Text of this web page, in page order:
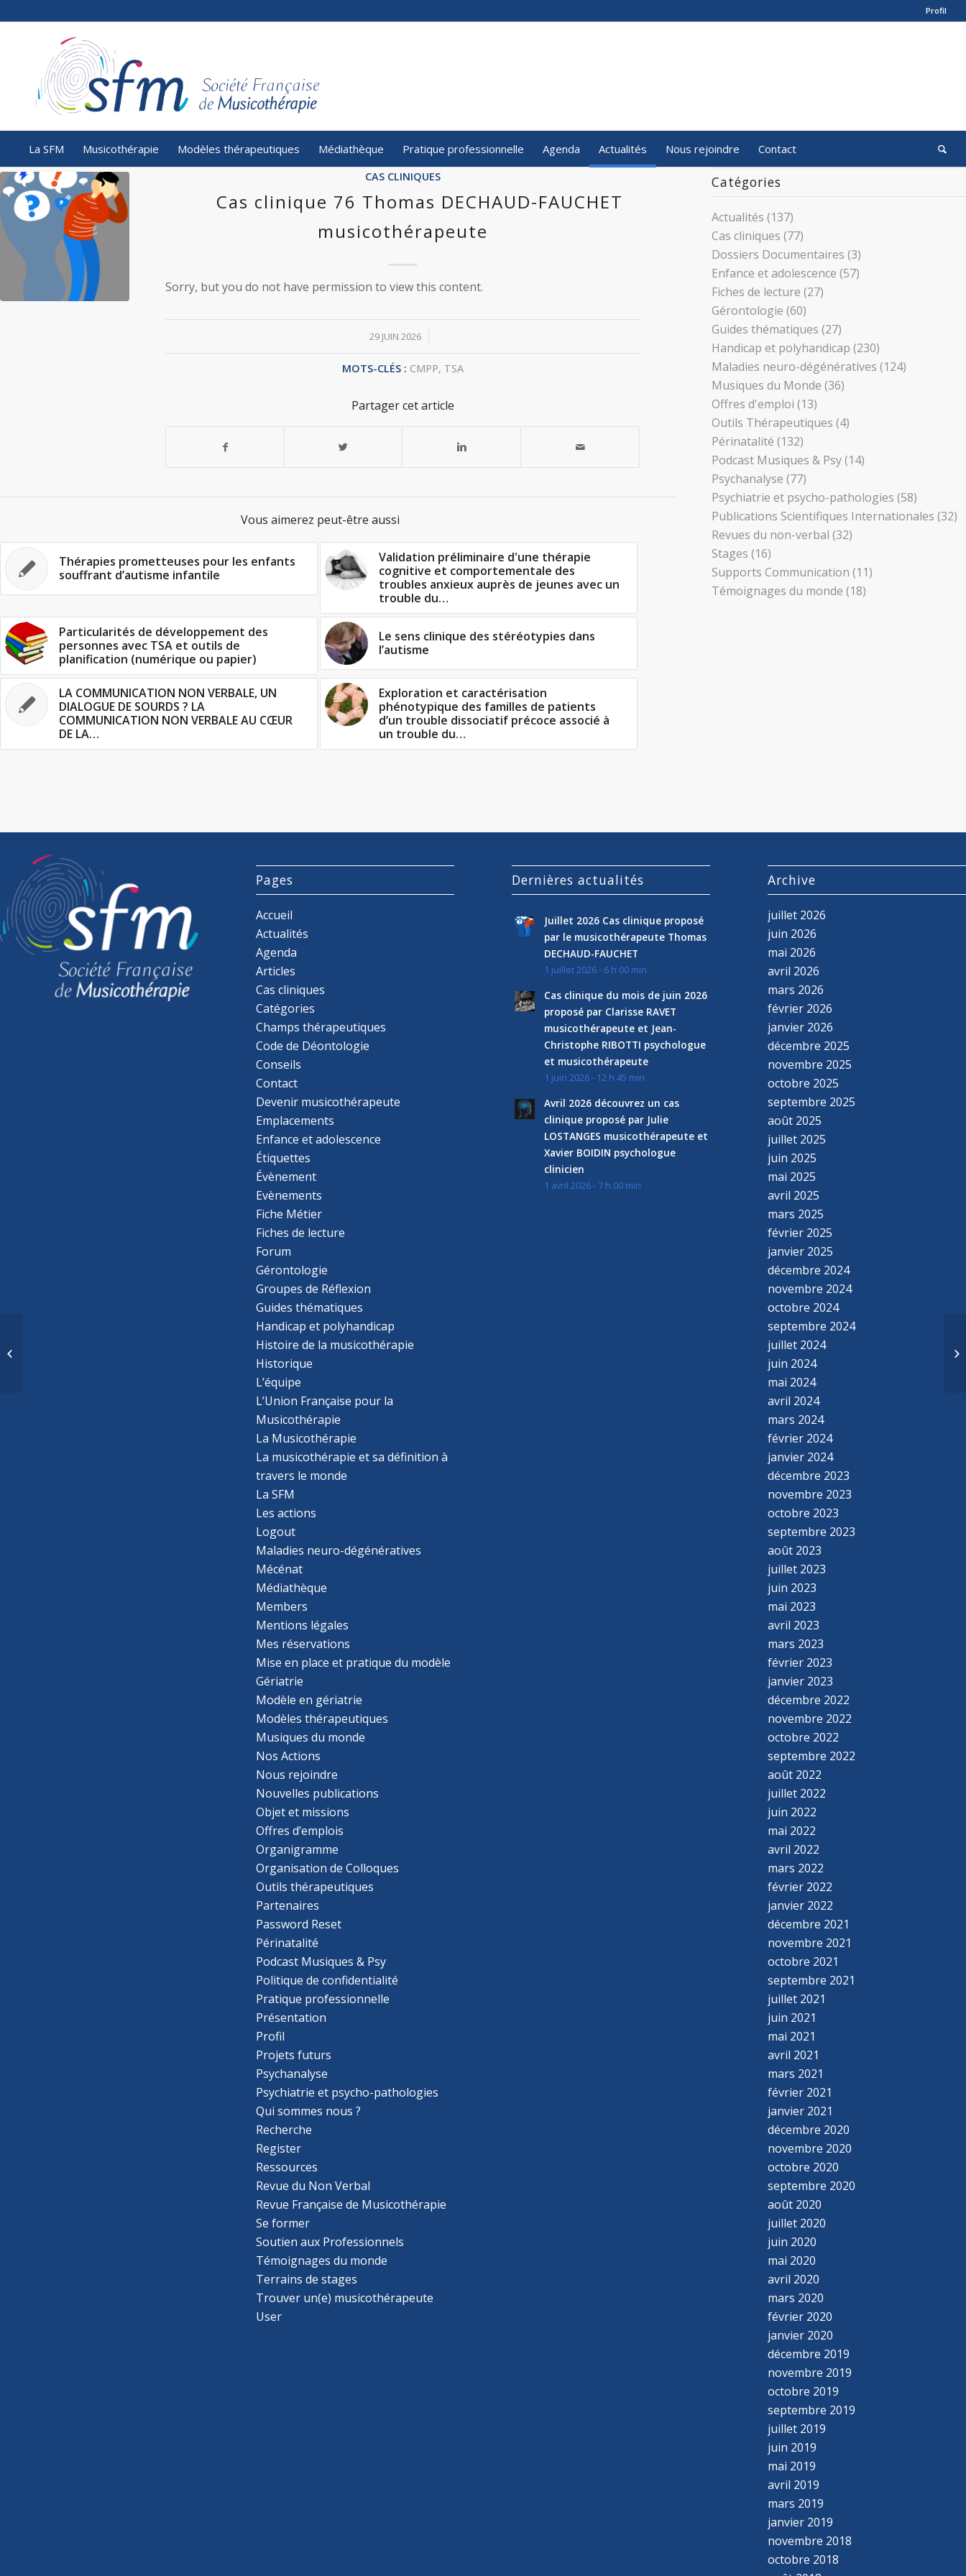
Profil
La SFM Musicothérapie Modèles thérapeutiques Médiathèque Pratique professionnelle Agenda Actualités Nous rejoindre Contact
CAS CLINIQUES
Cas clinique 76 Thomas DECHAUD-FAUCHET
musicothérapeute
Sorry, but you do not have permission to view this content.
29 JUIN 2026
/
MOTS-CLÉS : CMPP, TSA
Partager cet article
Vous aimerez peut-être aussi
Thérapies prometteuses pour les enfants
souffrant d’autisme infantile
Validation préliminaire d'une thérapie
cognitive et comportementale des
troubles anxieux auprès de jeunes avec un
trouble du…
Particularités de développement des
personnes avec TSA et outils de
planification (numérique ou papier)
Le sens clinique des stéréotypies dans
l’autisme
LA COMMUNICATION NON VERBALE, UN
DIALOGUE DE SOURDS ? LA
COMMUNICATION NON VERBALE AU CŒUR
DE LA…
Exploration et caractérisation
phénotypique des familles de patients
d’un trouble dissociatif précoce associé à
un trouble du…
Catégories
Actualités (137)
Cas cliniques (77)
Dossiers Documentaires (3)
Enfance et adolescence (57)
Fiches de lecture (27)
Gérontologie (60)
Guides thématiques (27)
Handicap et polyhandicap (230)
Maladies neuro-dégénératives (124)
Musiques du Monde (36)
Offres d'emploi (13)
Outils Thérapeutiques (4)
Périnatalité (132)
Podcast Musiques & Psy(14)
Psychanalyse (77)
Psychiatrie et psycho-pathologies (58)
Publications Scientifiques Internationales (32)
Revues du non-verbal (32)
Stages (16)
Supports Communication (11)
Témoignages du monde (18)
Pages
Accueil
Actualités
Agenda
Articles
Cas cliniques
Catégories
Champs thérapeutiques
Code de Déontologie
Conseils
Contact
Devenir musicothérapeute
Emplacements
Enfance et adolescence
Étiquettes
Évènement
Evènements
Fiche Métier
Fiches de lecture
Forum
Gérontologie
Groupes de Réflexion
Guides thématiques
Handicap et polyhandicap
Histoire de la musicothérapie
Historique
L’équipe
L’Union Française pour la
Musicothérapie
La Musicothérapie
La musicothérapie et sa définition à
travers le monde
La SFM
Les actions
Logout
Maladies neuro-dégénératives
Mécénat
Médiathèque
Members
Mentions légales
Mes réservations
Mise en place et pratique du modèle
Gériatrie
Modèle en gériatrie
Modèles thérapeutiques
Musiques du monde
Nos Actions
Nous rejoindre
Nouvelles publications
Objet et missions
Offres d’emplois
Organigramme
Organisation de Colloques
Outils thérapeutiques
Partenaires
Password Reset
Périnatalité
Podcast Musiques & Psy
Politique de confidentialité
Pratique professionnelle
Présentation
Profil
Projets futurs
Psychanalyse
Psychiatrie et psycho-pathologies
Qui sommes nous ?
Recherche
Register
Ressources
Revue du Non Verbal
Revue Française de Musicothérapie
Se former
Soutien aux Professionnels
Témoignages du monde
Terrains de stages
Trouver un(e) musicothérapeute
User
Dernières actualités
Juillet 2026 Cas clinique proposé
par le musicothérapeute Thomas
DECHAUD-FAUCHET
1 juillet 2026 - 6 h 00 min
Cas clinique du mois de juin 2026
proposé par Clarisse RAVET
musicothérapeute et Jean-
Christophe RIBOTTI psychologue
et musicothérapeute
1 juin 2026 - 12 h 45 min
Avril 2026 découvrez un cas
clinique proposé par Julie
LOSTANGES musicothérapeute et
Xavier BOIDIN psychologue
clinicien
1 avril 2026 - 7 h 00 min
Archive
juillet 2026
juin 2026
mai 2026
avril 2026
mars 2026
février 2026
janvier 2026
décembre 2025
novembre 2025
octobre 2025
septembre 2025
août 2025
juillet 2025
juin 2025
mai 2025
avril 2025
mars 2025
février 2025
janvier 2025
décembre 2024
novembre 2024
octobre 2024
septembre 2024
juillet 2024
juin 2024
mai 2024
avril 2024
mars 2024
février 2024
janvier 2024
décembre 2023
novembre 2023
octobre 2023
septembre 2023
août 2023
juillet 2023
juin 2023
mai 2023
avril 2023
mars 2023
février 2023
janvier 2023
décembre 2022
novembre 2022
octobre 2022
septembre 2022
août 2022
juillet 2022
juin 2022
mai 2022
avril 2022
mars 2022
février 2022
janvier 2022
décembre 2021
novembre 2021
octobre 2021
septembre 2021
juillet 2021
juin 2021
mai 2021
avril 2021
mars 2021
février 2021
janvier 2021
décembre 2020
novembre 2020
octobre 2020
septembre 2020
août 2020
juillet 2020
juin 2020
mai 2020
avril 2020
mars 2020
février 2020
janvier 2020
décembre 2019
novembre 2019
octobre 2019
septembre 2019
juillet 2019
juin 2019
mai 2019
avril 2019
mars 2019
janvier 2019
novembre 2018
octobre 2018